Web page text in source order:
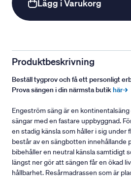
Lägg i Varukorg
Produktbeskrivning
Beställ tygprov och få ett personligt
Prova sängen i din närmsta butikhär→
Engeström säng är en kontinentalsäng
sängar med en fastare uppbyggnad.
en stadig känsla som håller i sig under
består av en sängbotten innehållande
bibehåller en neutral känsla samtidigt
längst ner gör att sängen får en ökad
hållbarhet. Resårmadrassen som är